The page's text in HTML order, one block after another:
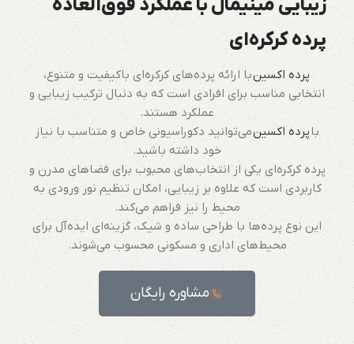
زیبایی مینیمال با عملکرد فوق‌العاده
پرده کرکره‌ای
پرده اکسینبا ارائه پرده‌های کرکره‌ای باکیفیت و متنوع،
انتخابی مناسب برای افرادی است که به دنبال ترکیب زیبایی و
عملکرد هستند.
باپرده اکسینمی‌توانید دکوراسیونی خاص و متناسب با نیاز
خود داشته باشید.
پرده کرکره‌ای یکی از انتخاب‌های محبوب برای فضاهای مدرن و
کاربردی است که علاوه بر زیبایی، امکان تنظیم نور ورودی به
محیط را نیز فراهم می‌کند.
این نوع پرده‌ها با طراحی ساده و شیک، گزینه‌ای ایده‌آل برای
محیط‌های اداری و مسکونی محسوب می‌شوند.
مشاوره رایگان